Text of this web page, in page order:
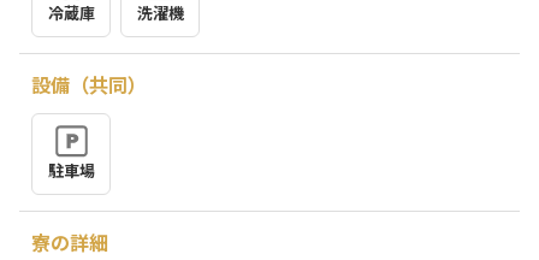
冷蔵庫 洗濯機
設備（共同）
駐車場
寮の詳細